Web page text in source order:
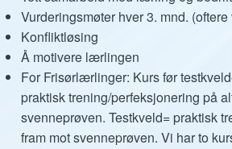
Vurderingsmøter hver 3. mnd.
Konfliktløsing
Å motivere lærlingen
For Frisørlærlinger: Kurs før
praktisk trening/perfeksjonering på
svenneprøven. Testkveld= praktisk
fram mot svenneprøven. Vi har to